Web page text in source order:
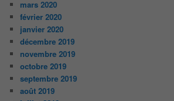
mars 2020
février 2020
janvier 2020
décembre 2019
novembre 2019
octobre 2019
septembre 2019
août 2019